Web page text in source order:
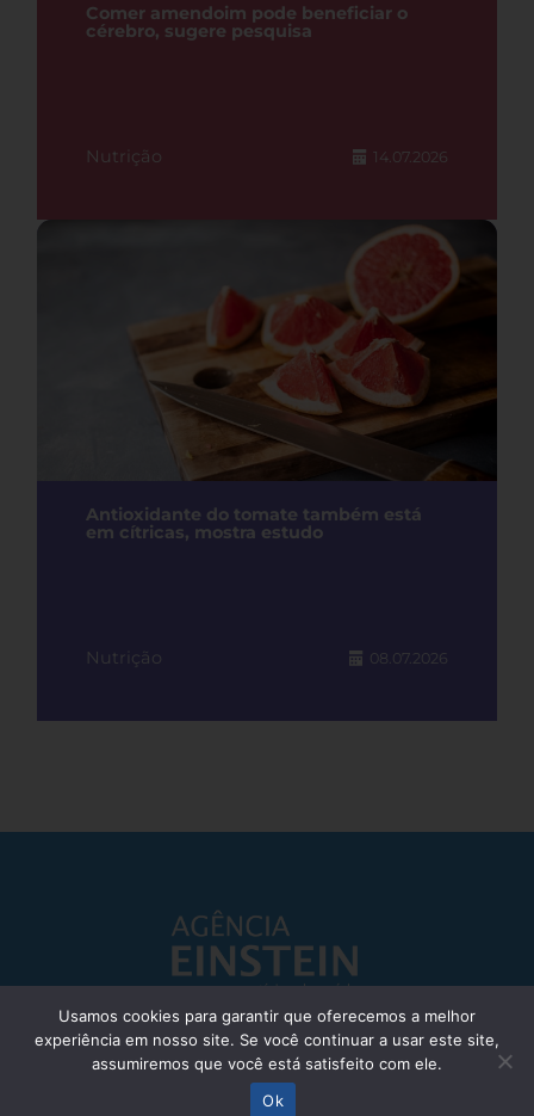
Comer amendoim pode beneficiar o
cérebro, sugere pesquisa
Nutrição 14.07.2026
Antioxidante do tomate também está
em cítricas, mostra estudo
Nutrição 08.07.2026
Responsável Técnico: Dr. Eliezer Silva - CRM: 85148-SP
© Einstein Hospital Israelita 2025 - Todos os direitos reservados
Usamos cookies para garantir que oferecemos a melhor
experiência em nosso site. Se você continuar a usar este site,
assumiremos que você está satisfeito com ele.
Ok